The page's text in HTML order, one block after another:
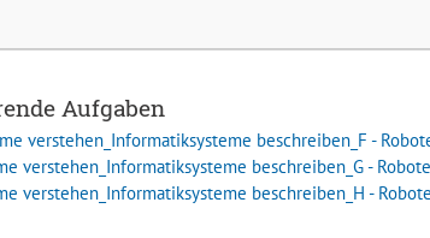
Aufgaben
verstehen_Informatiksysteme beschreiben_F -
verstehen_Informatiksysteme beschreiben_G -
verstehen_Informatiksysteme beschreiben_H -